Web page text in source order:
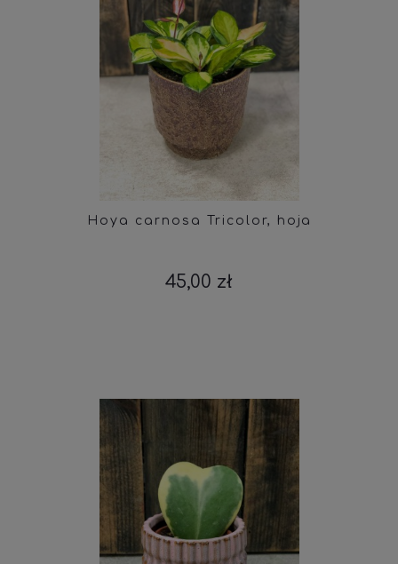
Hoya carnosa Tricolor, hoja
45,00 zł